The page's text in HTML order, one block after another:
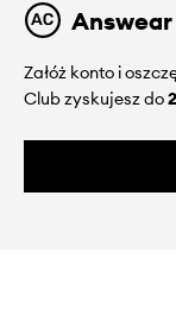
Załóż konto i
Club zyskujesz do